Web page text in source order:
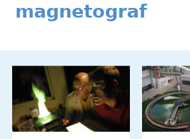
magnetograf